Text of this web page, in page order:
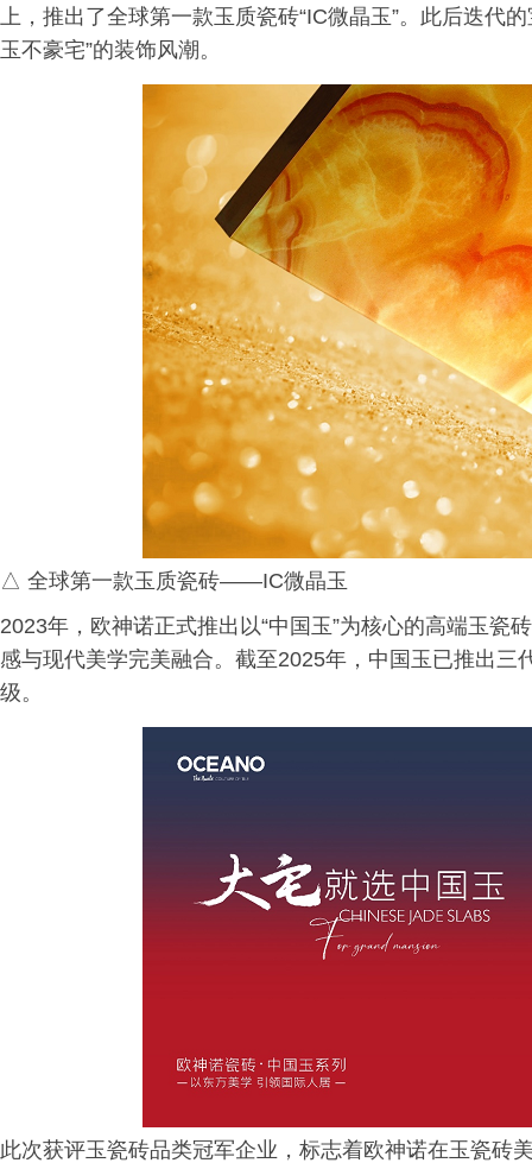
上，推出了全球第一款玉质瓷砖“IC微晶玉”。此后迭代
玉不豪宅”的装饰风潮。
△ 全球第一款玉质瓷砖——IC微晶玉
2023年，欧神诺正式推出以“中国玉”为核心的高端玉瓷
感与现代美学完美融合。截至2025年，中国玉已推出
级。
此次获评玉瓷砖品类冠军企业，标志着欧神诺在玉瓷砖